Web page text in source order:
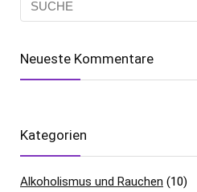
Neueste Kommentare
Kategorien
Alkoholismus und Rauchen (10)